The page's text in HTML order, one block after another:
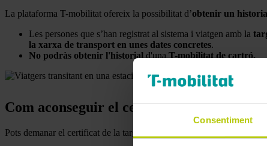
Consentiment
La plataforma T-mobilitat ofereix la possibilitat d’obtenir un
Les persones que s’han registrat al sistema i viatgen amb la
la xarxa de transport en unes dates concretes.
No podràs obtenir l'historial d'una T-mobilitat de cartró.
Com aconseguir el certificat en persona
Pots demanar el certificat de la targeta de transport públic